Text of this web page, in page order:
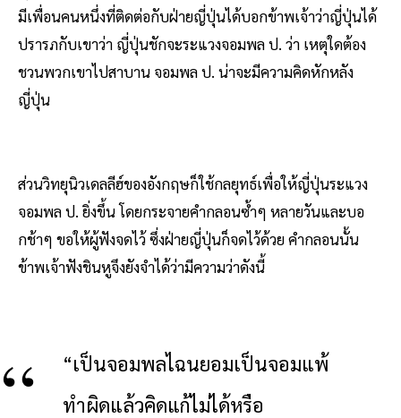
มีเพื่อนคนหนึ่งที่ติดต่อกับฝ่ายญี่ปุ่นได้บอกข้าพเจ้าว่าญี่ปุ่นได้
ปรารภกับเขาว่า ญี่ปุ่นชักจะระแวงจอมพล ป. ว่า เหตุใดต้อง
ชวนพวกเขาไปสาบาน จอมพล ป. น่าจะมีความคิดหักหลัง
ญี่ปุ่น
ส่วนวิทยุนิวเดลลีฮ์ของอังกฤษก็ใช้กลยุทธ์เพื่อให้ญี่ปุ่นระแวง
จอมพล ป. ยิ่งขึ้น โดยกระจายคำกลอนซ้ำๆ หลายวันและบอ
กช้าๆ ขอให้ผู้ฟังจดไว้ ซึ่งฝ่ายญี่ปุ่นก็จดไว้ด้วย คำกลอนนั้น
ข้าพเจ้าฟังชินหูจึงยังจำได้ว่ามีความว่าดังนี้
“เป็นจอมพลไฉนยอมเป็นจอมแพ้
ทำผิดแล้วคิดแก้ไม่ได้หรือ